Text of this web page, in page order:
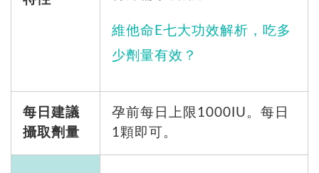
維他命E七大功效解析，吃多
少劑量有效？
每日建議
攝取劑量
孕前每日上限1000IU。每日
1顆即可。